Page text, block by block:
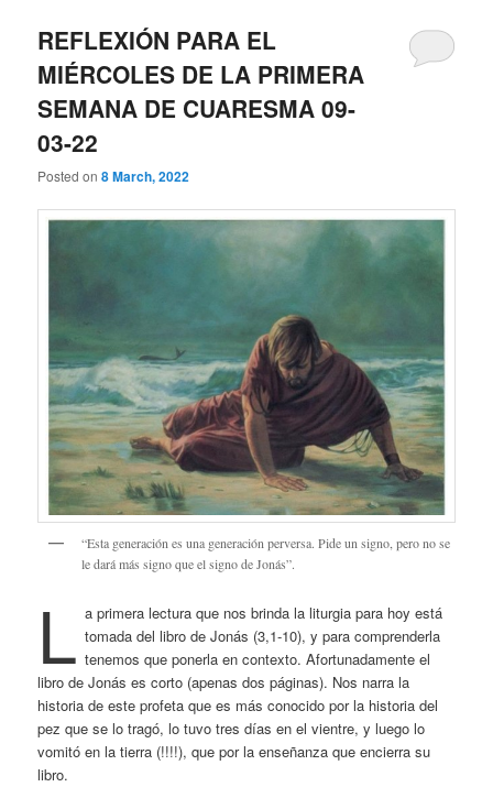
REFLEXIÓN PARA EL
MIÉRCOLES DE LA PRIMERA
SEMANA DE CUARESMA 09-
03-22
Posted on8 March, 2022
“Esta generación es una generación perversa. Pide un signo, pero no se
le dará más signo que el signo de Jonás”.
L a primera lectura que nos brinda la liturgia para hoy está
tomada del libro de Jonás (3,1-10), y para comprenderla
tenemos que ponerla en contexto. Afortunadamente el
libro de Jonás es corto (apenas dos páginas). Nos narra la
historia de este profeta que es más conocido por la historia del
pez que se lo tragó, lo tuvo tres días en el vientre, y luego lo
vomitó en la tierra (!!!!), que por la enseñanza que encierra su
libro.